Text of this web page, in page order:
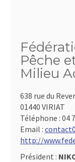
Pêche
Milieu
638 rue du
01440 VIRIAT
Téléphone : 04
Email :
http://
Président :